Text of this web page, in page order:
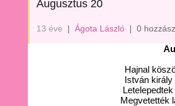
Augusztus 20
13 éve | Ágota László | 0
Hajnal
István király
Megvetették